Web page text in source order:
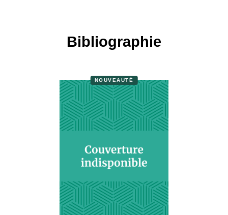
Bibliographie
NOUVEAUTÉ